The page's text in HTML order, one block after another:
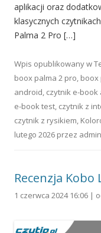
aplikacji oraz
klasycznych
Palma 2 Pro […]
Wpis opublikowany w
boox palma 2 pro, boox
android, czytnik e-book
e-book test, czytnik z
czytnik z rysikiem,
lutego 2026 przez admin
Recenzja
1 czerwca 2024 16:06 |